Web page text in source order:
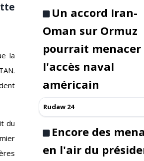
la
du
Un accord Iran-
Oman sur Ormuz
pourrait menacer
l'accès naval
américain
Rudaw 24
Encore des
en l'air du